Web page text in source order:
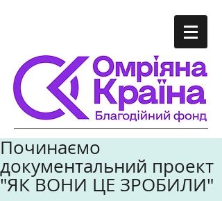
Починаємо
документальний проект
"ЯК ВОНИ ЦЕ ЗРОБИЛИ"